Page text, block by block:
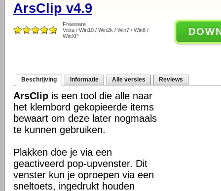
ArsClip v4.9
Freeware
Vista / Win10 / Win2k / Win7 / Win8 /
WinXP
Beschrijving Informatie Alle versies Reviews
ArsClip is een tool die alle naar
het klembord gekopieerde items
bewaart om deze later nogmaals
te kunnen gebruiken.
Plakken doe je via een
geactiveerd pop-upvenster. Dit
venster kun je oproepen via een
sneltoets, ingedrukt houden